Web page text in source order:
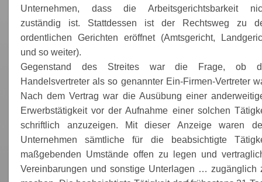
Unternehmen, dass die Arbeitsgerichtsbarkeit
zuständig ist. Stattdessen ist der Rechtsweg zu
ordentlichen Gerichten eröffnet (Amtsgericht,
und so weiter).
Gegenstand des Streites war die Frage, ob
Handelsvertreter als so genannter Ein-Firmen-Vertreter
Nach dem Vertrag war die Ausübung einer
Erwerbstätigkeit vor der Aufnahme einer solchen
schriftlich anzuzeigen. Mit dieser Anzeige waren
Unternehmen sämtliche für die beabsichtigte
maßgebenden Umstände offen zu legen und
Vereinbarungen und sonstige Unterlagen … zugänglich